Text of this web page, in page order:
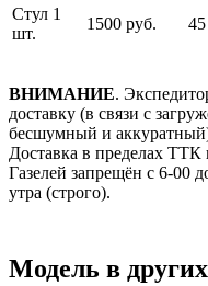
Стул 1
шт.
1500 руб.
ВНИМАНИЕ.
доставку (в связи с
бесшумный и
Доставка в пределах
Газелей запрещён с 6-00
утра (строго).
Модель в